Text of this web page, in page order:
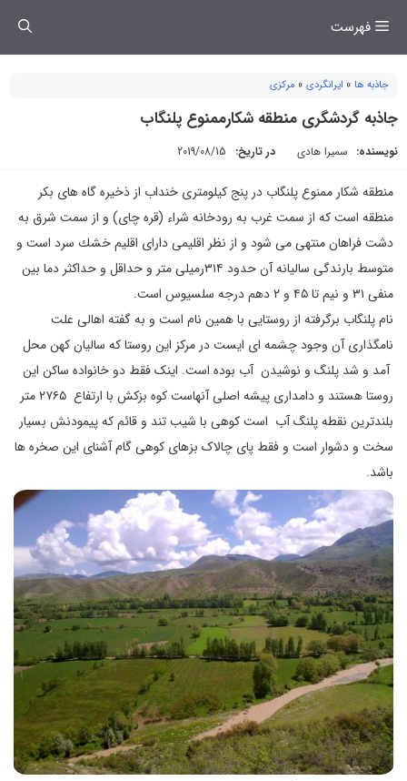
فهرست
جاذبه ها » ایرانگردی » مرکزی
جاذبه گردشگری منطقه شکارممنوع ‏پلنگاب
نویسنده: سمیرا هادی در تاریخ: 2019/08/15
منطقه شكار ممنوع پلنگاب در پنج كيلومتری خنداب از ذخيره گاه های بكر
منطقه است كه از سمت غرب به رودخانه شراء (قره چای) و از سمت شرق به
دشت فراهان منتهی می شود و از نظر اقليمی دارای اقليم خشك سرد است و
متوسط بارندگی ساليانه آن حدود ۳۱۴رميلی متر و حداقل و حداكثر دما بين
منفی ۳۱ و نيم تا ۴۵ و ۲ دهم درجه سلسيوس است.
نام پلنگاب برگرفته از روستایی با همین نام است و به گفته اهالی علت
نامگذاری آن وجود چشمه ای ایست در مرکز این روستا که سالیان کهن محل
آمد و شد پلنگ و نوشیدن آب بوده است. اینک فقط دو خانواده ساکن این
روستا هستند و دامداری پیشه اصلی آنهاست کوه بزکش با ارتفاع ۲۷۶۵ متر
بلندترین نقطه پلنگ آب است کوهی با شیب تند و قائم که پیمودنش بسیار
سخت و دشوار است و فقط پای چالاک بزهای کوهی گام آشنای این صخره ها
باشد.